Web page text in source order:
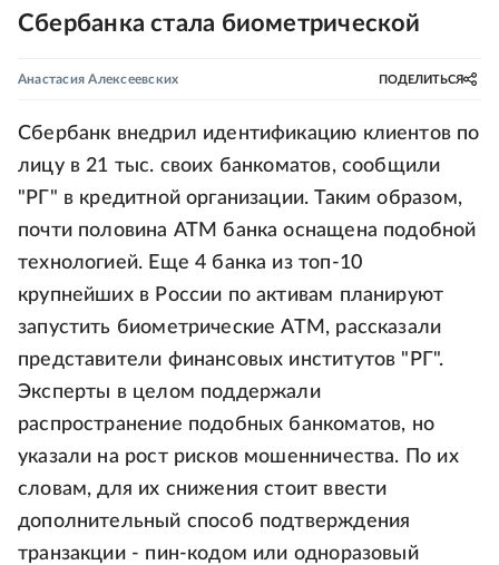
Сбербанка стала биометрической
Анастасия Алексеевских ПОДЕЛИТЬСЯ
Сбербанк внедрил идентификацию клиентов по
лицу в 21 тыс. своих банкоматов, сообщили
"РГ" в кредитной организации. Таким образом,
почти половина АТМ банка оснащена подобной
технологией. Еще 4 банка из топ-10
крупнейших в России по активам планируют
запустить биометрические АТМ, рассказали
представители финансовых институтов "РГ".
Эксперты в целом поддержали
распространение подобных банкоматов, но
указали на рост рисков мошенничества. По их
словам, для их снижения стоит ввести
дополнительный способ подтверждения
транзакции - пин-кодом или одноразовый